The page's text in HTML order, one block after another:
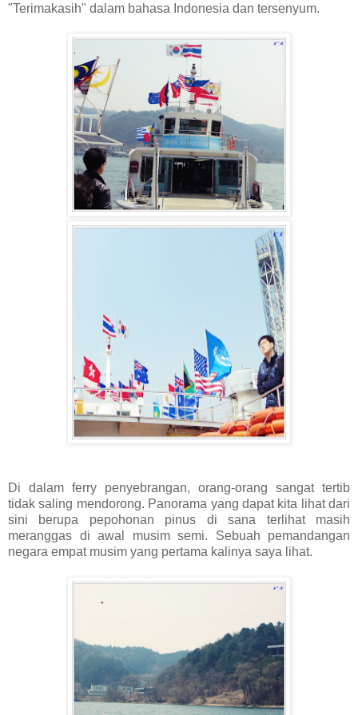
"Terimakasih" dalam bahasa Indonesia dan tersenyum.
Di dalam ferry penyebrangan, orang-orang sangat tertib
tidak saling mendorong. Panorama yang dapat kita lihat dari
sini berupa pepohonan pinus di sana terlihat masih
meranggas di awal musim semi. Sebuah pemandangan
negara empat musim yang pertama kalinya saya lihat.